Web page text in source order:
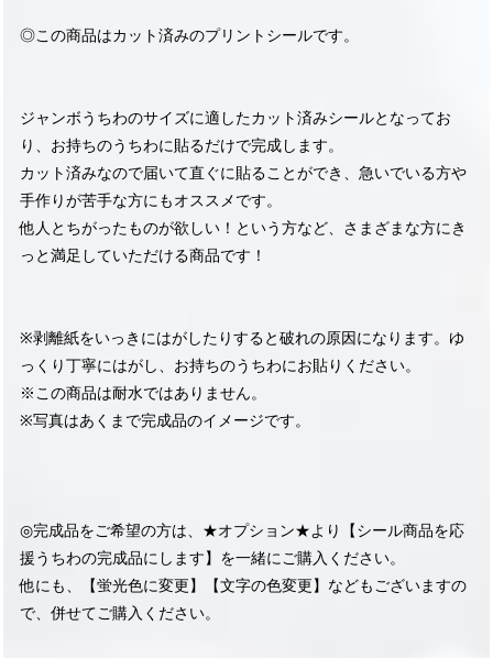
◎この商品はカット済みのプリントシールです。
ジャンボうちわのサイズに適したカット済みシールとなってお
り、お持ちのうちわに貼るだけで完成します。
カット済みなので届いて直ぐに貼ることができ、急いでいる方や
手作りが苦手な方にもオススメです。
他人とちがったものが欲しい！という方など、さまざまな方にき
っと満足していただける商品です！
※剥離紙をいっきにはがしたりすると破れの原因になります。ゆ
っくり丁寧にはがし、お持ちのうちわにお貼りください。
※この商品は耐水ではありません。
※写真はあくまで完成品のイメージです。
◎完成品をご希望の方は、★オプション★より【シール商品を応
援うちわの完成品にします】を一緒にご購入ください。
他にも、【蛍光色に変更】【文字の色変更】などもございますの
で、併せてご購入ください。